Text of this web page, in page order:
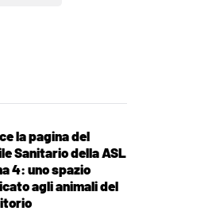
la pagina del
Sanitario della ASL
4: uno spazio
agli animali del